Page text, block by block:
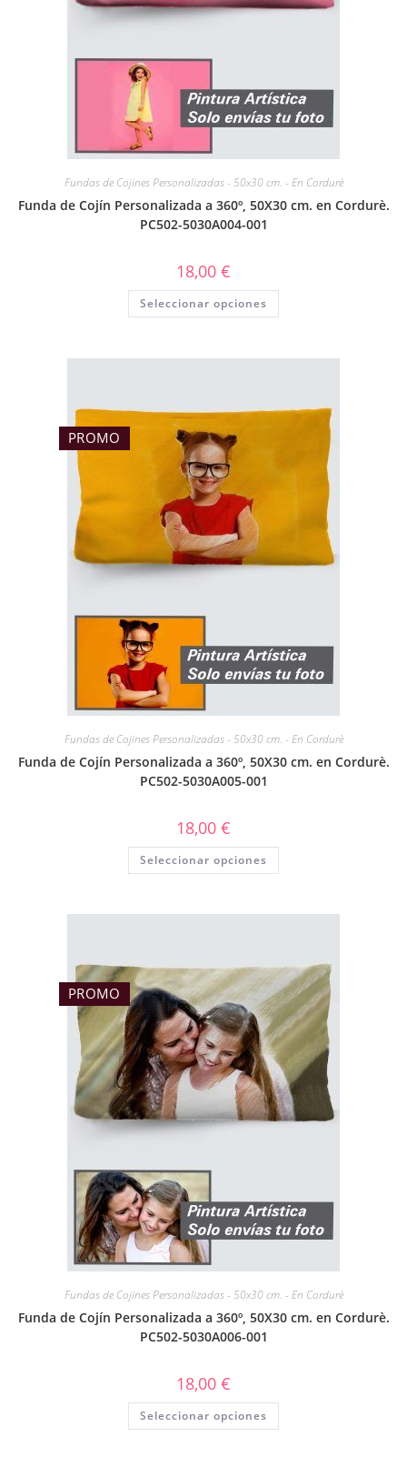
Fundas de Cojines Personalizadas - 50x30 cm. - En Cordurè
Funda de Cojín Personalizada a 360º, 50X30 cm. en Cordurè.
PC502-5030A004-001
18,00 €
Seleccionar opciones
PROMO
Fundas de Cojines Personalizadas - 50x30 cm. - En Cordurè
Funda de Cojín Personalizada a 360º, 50X30 cm. en Cordurè.
PC502-5030A005-001
18,00 €
Seleccionar opciones
PROMO
Fundas de Cojines Personalizadas - 50x30 cm. - En Cordurè
Funda de Cojín Personalizada a 360º, 50X30 cm. en Cordurè.
PC502-5030A006-001
18,00 €
Seleccionar opciones